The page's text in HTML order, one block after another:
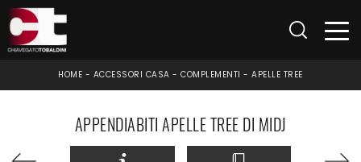
HOME - ACCESSORI CASA -COMPLEMENTI -APELLE TREE
APPENDIABITI APELLE TREE DI MIDJ